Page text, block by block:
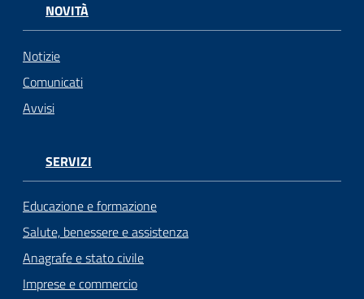
NOVITÀ
Notizie
Comunicati
Avvisi
SERVIZI
Educazione e formazione
Salute, benessere e assistenza
Anagrafe e stato civile
Imprese e commercio